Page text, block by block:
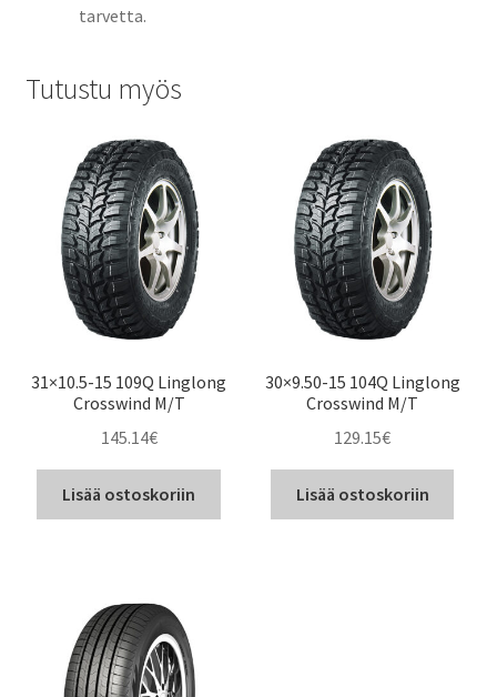
tarvetta.
Tutustu myös
31×10.5-15 109Q Linglong
Crosswind M/T
145.14€
Lisää ostoskoriin
30×9.50-15 104Q Linglong
Crosswind M/T
129.15€
Lisää ostoskoriin